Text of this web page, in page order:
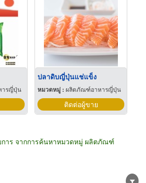
รญี่ปุ่น
ปลาดิบญี่ปุ่นแช่แข็ง
หมวดหมู่ :ผลิตภัณฑ์อาหารญี่ปุ่น
ติดต่อผู้ขาย
การ จากการค้นหาหมวดหมู่ ผลิตภัณฑ์